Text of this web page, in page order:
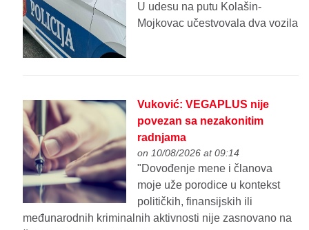
U udesu na putu Kolašin-
Mojkovac učestvovala dva vozila
Vuković: VEGAPLUS nije
povezan sa nezakonitim
radnjama
on 10/08/2026 at 09:14
"Dovođenje mene i članova
moje uže porodice u kontekst
političkih, finansijskih ili
međunarodnih kriminalnih aktivnosti nije zasnovano na